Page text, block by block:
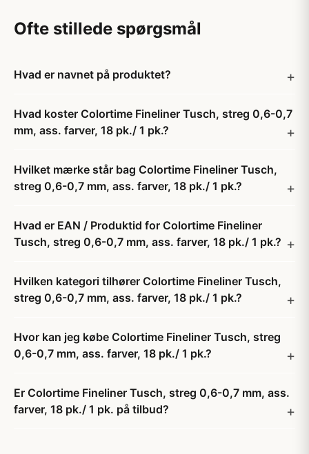
Ofte stillede spørgsmål
Hvad er navnet på produktet?
Hvad koster Colortime Fineliner Tusch, streg 0,6-0,7
mm, ass. farver, 18 pk./ 1 pk.?
Hvilket mærke står bag Colortime Fineliner Tusch,
streg 0,6-0,7 mm, ass. farver, 18 pk./ 1 pk.?
Hvad er EAN / Produktid for Colortime Fineliner
Tusch, streg 0,6-0,7 mm, ass. farver, 18 pk./ 1 pk.?
Hvilken kategori tilhører Colortime Fineliner Tusch,
streg 0,6-0,7 mm, ass. farver, 18 pk./ 1 pk.?
Hvor kan jeg købe Colortime Fineliner Tusch, streg
0,6-0,7 mm, ass. farver, 18 pk./ 1 pk.?
Er Colortime Fineliner Tusch, streg 0,6-0,7 mm, ass.
farver, 18 pk./ 1 pk. på tilbud?